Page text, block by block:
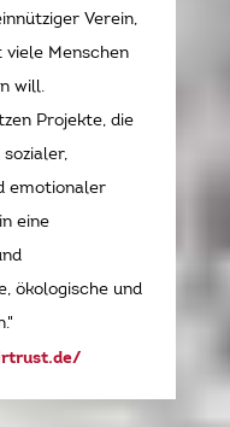
Verein,
Menschen
will.
Projekte, die
emotionaler
eine
ökologische und